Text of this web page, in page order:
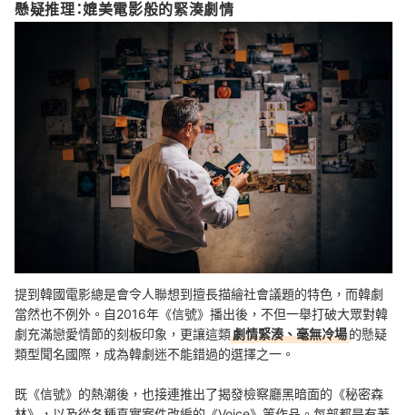
懸疑推理：媲美電影般的緊湊劇情
提到韓國電影總是會令人聯想到擅長描繪社會議題的特色，而韓劇
當然也不例外。自2016年《信號》播出後，不但一舉打破大眾對韓
劇充滿戀愛情節的刻板印象，更讓這類劇情緊湊、毫無冷場的懸疑
類型聞名國際，成為韓劇迷不能錯過的選擇之一。
既《信號》的熱潮後，也接連推出了揭發檢察廳黑暗面的《秘密森